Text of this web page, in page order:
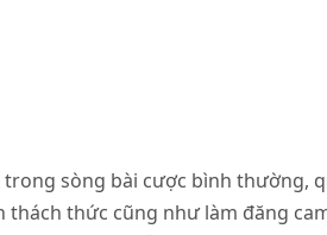
sòng bài cược bình thường,
thức cũng như làm đăng